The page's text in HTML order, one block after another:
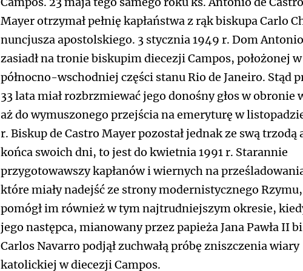
Mayer otrzymał pełnię kapłaństwa z rąk biskupa Carlo
nuncjusza apostolskiego. 3 stycznia 1949 r. Dom Antonio
zasiadł na tronie biskupim diecezji Campos, położonej w
północno-wschodniej części stanu Rio de Janeiro. Stąd
33 lata miał rozbrzmiewać jego donośny głos w obronie
aż do wymuszonego przejścia na emeryturę w
r. Biskup de Castro Mayer pozostał jednak ze swą trzodą
końca swoich dni, to jest do kwietnia 1991 r. Starannie
przygotowawszy kapłanów i wiernych na
które miały nadejść ze strony modernistycznego Rzymu,
pomógł im również w tym najtrudniejszym okresie,
jego następca, mianowany przez papieża Jana Pawła II
Carlos Navarro podjął zuchwałą próbę zniszczenia wiary
katolickiej w diecezji Campos.